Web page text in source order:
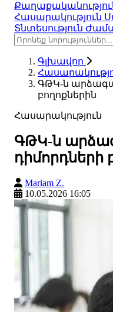
Հասարակություն
Տնտեսություն
Գլխավոր
ԳԹԿ-ն
բողոքներին
Հասարակություն
ԳԹԿ-ն
դիմորդների
Mariam Z.
10.05.2026 16:05